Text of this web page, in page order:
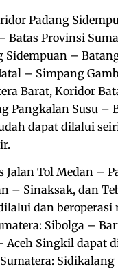
Padang
Batas Provinsi
Sidempuan –
– Simpang
Barat, Koridor
Pangkalan Susu –
dapat dilalui
Jalan Tol Medan –
– Sinaksak, dan
dan beroperasi
Sibolga –
Aceh Singkil dapat